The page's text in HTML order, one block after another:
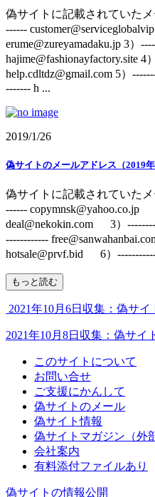
偽サイトに記載されていた
------
erume@zureyamadaku.jp 3）
hajime@fashionayfactory.site 4
help.cdltdz@gmail.com 5）
------- h ...
2019/1/26
偽サイトのメールアドレス（2019年
偽サイトに記載されていた
------ copymnsk@yahoo.co.jp
deal@nekokin.com 3）
------------
hotsale@prvf.bid 6）
もっと読む
2021年10月6日収集：偽サ
2021年10月8日収集：偽サイ
このサイトについて
お問い合せ
ご支援にかんして
偽サイトのメール
偽サイト情報
偽サイトマガジン（外
会社案内
有料添付ファイルあり
偽サイトの情報公開